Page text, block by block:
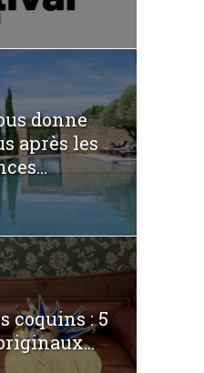
donne
après les
coquins : 5